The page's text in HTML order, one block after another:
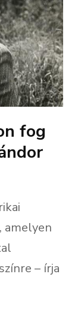
fog
amelyen
– írja